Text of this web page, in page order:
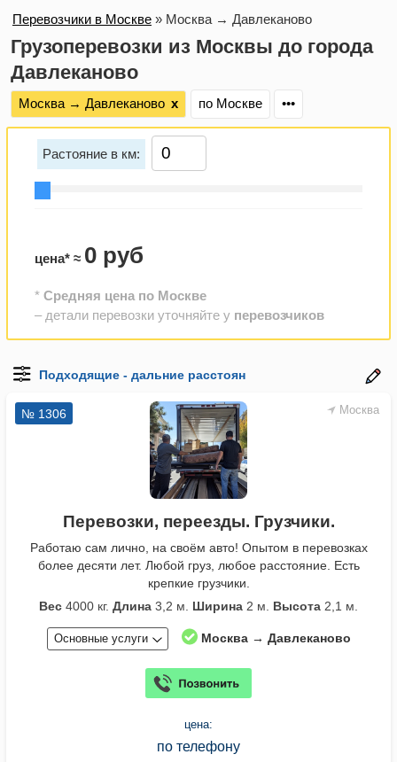
Перевозчики в Москве » Москва → Давлеканово
Грузоперевозки из Москвы до города
Давлеканово
Москва → Давлеканово х по Москве •••
Растояние в км:
цена* ≈ 0 руб
* Средняя цена по Москве
– детали перевозки уточняйте у перевозчиков
Москва
№ 1306
Перевозки, переезды. Грузчики.
Работаю сам лично, на своём авто! Опытом в перевозках
более десяти лет. Любой груз, любое расстояние. Есть
крепкие грузчики.
Вес 4000 кг. Длина 3,2 м. Ширина 2 м. Высота 2,1 м.
Основные услуги Москва → Давлеканово
цена:
по телефону